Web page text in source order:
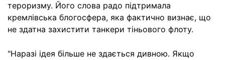
тероризму. Його слова радо підтримала
кремлівська блогосфера, яка фактично визнає, що
не здатна захистити танкери тіньового флоту.
"Наразі ідея більше не здається дивною. Якщо